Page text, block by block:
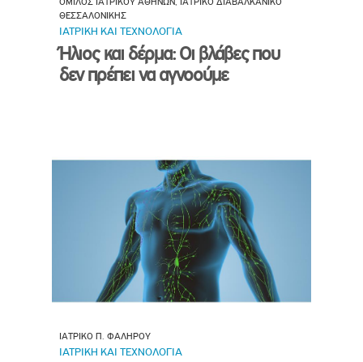
ΘΕΣΣΑΛΟΝΙΚΗΣ
ΙΑΤΡΙΚΗ ΚΑΙ ΤΕΧΝΟΛΟΓΙΑ
Ήλιος και δέρμα: Οι βλάβες που
δεν πρέπει να αγνοούμε
ΙΑΤΡΙΚΟ Π. ΦΑΛΗΡΟΥ
ΙΑΤΡΙΚΗ ΚΑΙ ΤΕΧΝΟΛΟΓΙΑ